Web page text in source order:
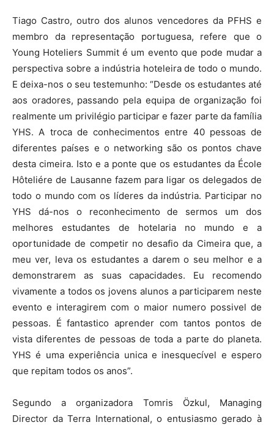
Tiago Castro, outro dos alunos vencedores da PFHS e
membro da representação portuguesa, refere que o
Young Hoteliers Summit é um evento que pode mudar a
perspectiva sobre a indústria hoteleira de todo o mundo.
E deixa-nos o seu testemunho: “Desde os estudantes até
aos oradores, passando pela equipa de organização foi
realmente um privilégio participar e fazer parte da família
YHS. A troca de conhecimentos entre 40 pessoas de
diferentes países e o networking são os pontos chave
desta cimeira. Isto e a ponte que os estudantes da École
Hôteliére de Lausanne fazem para ligar os delegados de
todo o mundo com os líderes da indústria. Participar no
YHS dá-nos o reconhecimento de sermos um dos
melhores estudantes de hotelaria no mundo e a
oportunidade de competir no desafio da Cimeira que, a
meu ver, leva os estudantes a darem o seu melhor e a
demonstrarem as suas capacidades. Eu recomendo
vivamente a todos os jovens alunos a participarem neste
evento e interagirem com o maior numero possivel de
pessoas. É fantastico aprender com tantos pontos de
vista diferentes de pessoas de toda a parte do planeta.
YHS é uma experiência unica e inesquecível e espero
que repitam todos os anos”.
Segundo a organizadora Tomris Özkul, Managing
Director da Terra International, o entusiasmo gerado à